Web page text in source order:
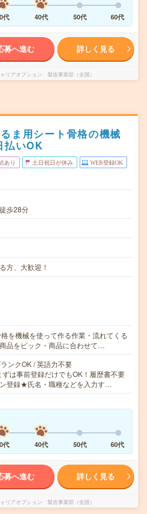
代 40代 50代 60代
募へ進む 詳しく見る
リアオプション 製造事業部（全国）
ま用シート骨格の機械
払いOK
あり 土日祝日が休み WEB登録OK
歩28分
方、大歓迎！
を機械を使って作る作業・流れてくる
品をピック・商品に合わせて…
ンクOK / 英語力不要
は事前登録だけでもOK！履歴書不要
登録★氏名・職種などを入力す…
代 40代 50代 60代
募へ進む 詳しく見る
リアオプション 製造事業部（全国）